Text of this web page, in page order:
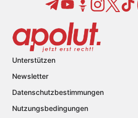
Unterstützen
Newsletter
Datenschutzbestimmungen
Nutzungsbedingungen